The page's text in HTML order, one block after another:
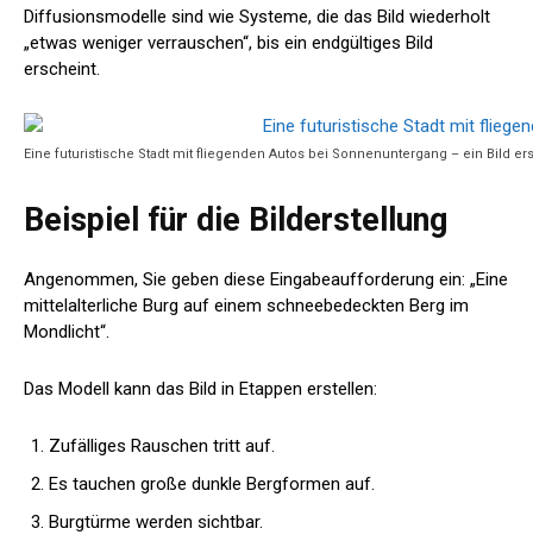
Diffusionsmodelle sind wie Systeme, die das Bild wiederholt
„etwas weniger verrauschen“, bis ein endgültiges Bild
erscheint.
Eine futuristische Stadt mit fliegenden Autos bei Sonnenuntergang – ein Bild
Beispiel für die Bilderstellung
Angenommen, Sie geben diese Eingabeaufforderung ein: „Eine
mittelalterliche Burg auf einem schneebedeckten Berg im
Mondlicht“.
Das Modell kann das Bild in Etappen erstellen:
Zufälliges Rauschen tritt auf.
Es tauchen große dunkle Bergformen auf.
Burgtürme werden sichtbar.